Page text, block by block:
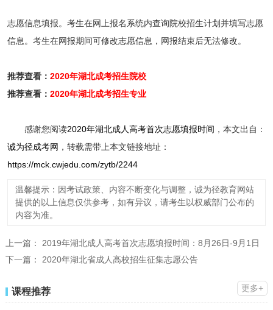
志愿信息填报。考生在网上报名系统内查询院校招生计划并填写志愿
信息。考生在网报期间可修改志愿信息，网报结束后无法修改。
推荐查看： 2020年湖北成考招生院校
推荐查看： 2020年湖北成考招生专业
感谢您阅读2020年湖北成人高考首次志愿填报时间 ，本文出自：
诚为径成考网 ，转载需带上本文链接地址：
https://mck.cwjedu.com/zytb/2244
温馨提示：因考试政策、内容不断变化与调整，诚为径教育网站
提供的以上信息仅供参考，如有异议，请考生以权威部门公布的
内容为准。
上一篇： 2019年湖北成人高考首次志愿填报时间：8月26日-9月1日
下一篇： 2020年湖北省成人高校招生征集志愿公告
课程推荐 更多+